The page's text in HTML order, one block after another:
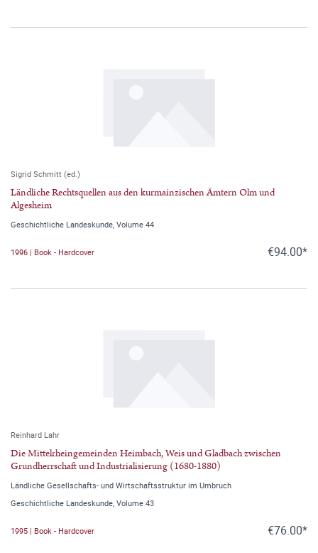
Sigrid Schmitt (ed.)
Ländliche Rechtsquellen aus den kurmainzischen Ämtern Olm und
Algesheim
Geschichtliche Landeskunde, Volume 44
1996 | Book - Hardcover €94.00*
Reinhard Lahr
Die Mittelrheingemeinden Heimbach, Weis und Gladbach zwischen
Grundherrschaft und Industrialisierung (1680-1880)
Ländliche Gesellschafts- und Wirtschaftsstruktur im Umbruch
Geschichtliche Landeskunde, Volume 43
1995 | Book - Hardcover €76.00*